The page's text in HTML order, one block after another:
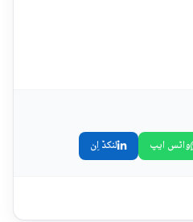
واٹس ایپ لنکڈ اِن